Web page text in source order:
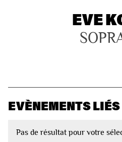
EVE
EVÈNEMENTS LIÉS
Pas de résultat pour votre